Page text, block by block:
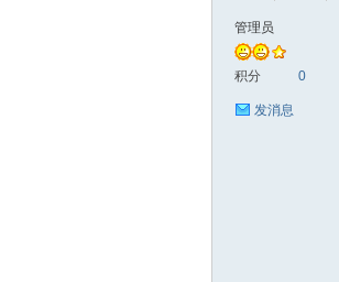
管理员
积分 0
发消息